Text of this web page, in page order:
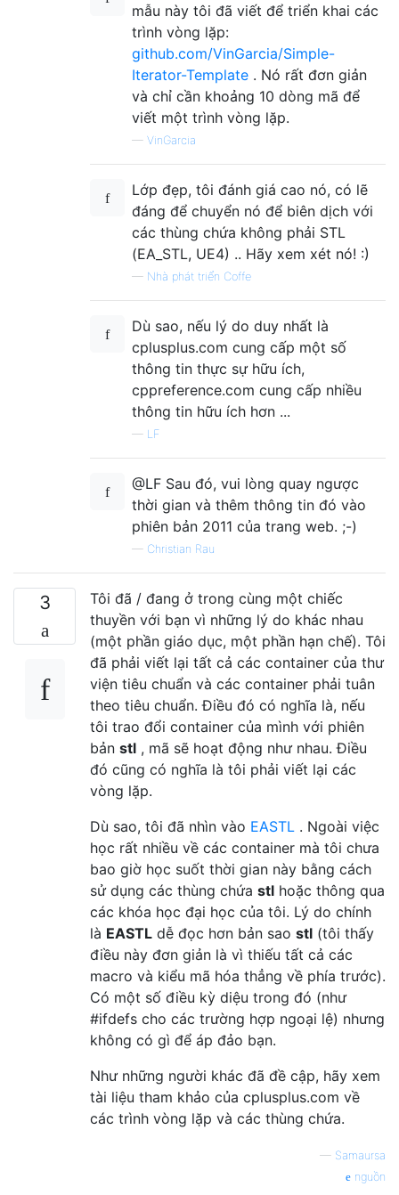
mẫu này tôi đã viết để triển khai các
trình vòng lặp:
github.com/VinGarcia/Simple-
Iterator-Template . Nó rất đơn giản
và chỉ cần khoảng 10 dòng mã để
viết một trình vòng lặp.
— VinGarcia
Lớp đẹp, tôi đánh giá cao nó, có lẽ
đáng để chuyển nó để biên dịch với
các thùng chứa không phải STL
(EA_STL, UE4) .. Hãy xem xét nó! :)
— Nhà phát triển Coffe
Dù sao, nếu lý do duy nhất là
cplusplus.com cung cấp một số
thông tin thực sự hữu ích,
cppreference.com cung cấp nhiều
thông tin hữu ích hơn ...
— LF
@LF Sau đó, vui lòng quay ngược
thời gian và thêm thông tin đó vào
phiên bản 2011 của trang web. ;-)
— Christian Rau
3
Tôi đã / đang ở trong cùng một chiếc
thuyền với bạn vì những lý do khác nhau
(một phần giáo dục, một phần hạn chế). Tôi
đã phải viết lại tất cả các container của thư
viện tiêu chuẩn và các container phải tuân
theo tiêu chuẩn. Điều đó có nghĩa là, nếu
tôi trao đổi container của mình với phiên
bản stl , mã sẽ hoạt động như nhau. Điều
đó cũng có nghĩa là tôi phải viết lại các
vòng lặp.
Dù sao, tôi đã nhìn vào EASTL . Ngoài việc
học rất nhiều về các container mà tôi chưa
bao giờ học suốt thời gian này bằng cách
sử dụng các thùng chứa stl hoặc thông qua
các khóa học đại học của tôi. Lý do chính
là EASTL dễ đọc hơn bản sao stl (tôi thấy
điều này đơn giản là vì thiếu tất cả các
macro và kiểu mã hóa thẳng về phía trước).
Có một số điều kỳ diệu trong đó (như
#ifdefs cho các trường hợp ngoại lệ) nhưng
không có gì để áp đảo bạn.
Như những người khác đã đề cập, hãy xem
tài liệu tham khảo của cplusplus.com về
các trình vòng lặp và các thùng chứa.
— Samaursa
nguồn